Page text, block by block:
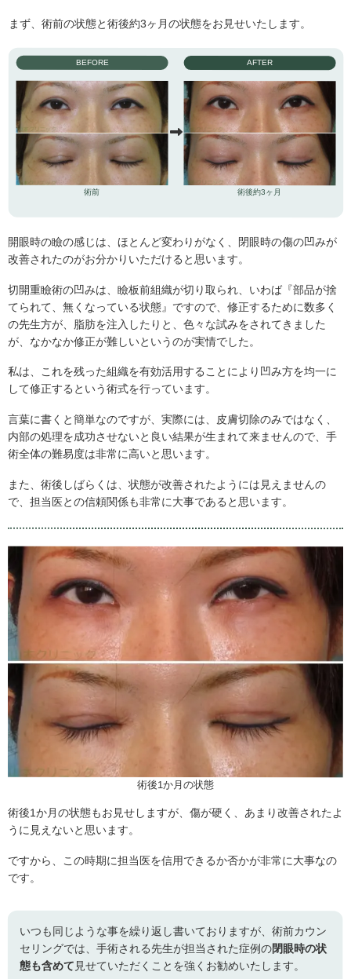
まず、術前の状態と術後約3ヶ月の状態をお見せいたします。
BEFORE
術前
AFTER
術後約3ヶ月
開眼時の瞼の感じは、ほとんど変わりがなく、閉眼時の傷の凹みが
改善されたのがお分かりいただけると思います。
切開重瞼術の凹みは、瞼板前組織が切り取られ、いわば『部品が捨
てられて、無くなっている状態』ですので、修正するために数多く
の先生方が、脂肪を注入したりと、色々な試みをされてきました
が、なかなか修正が難しいというのが実情でした。
私は、これを残った組織を有効活用することにより凹み方を均一に
して修正するという術式を行っています。
言葉に書くと簡単なのですが、実際には、皮膚切除のみではなく、
内部の処理を成功させないと良い結果が生まれて来ませんので、手
術全体の難易度は非常に高いと思います。
また、術後しばらくは、状態が改善されたようには見えませんの
で、担当医との信頼関係も非常に大事であると思います。
術後1か月の状態
術後1か月の状態もお見せしますが、傷が硬く、あまり改善されたよ
うに見えないと思います。
ですから、この時期に担当医を信用できるか否かが非常に大事なの
です。
いつも同じような事を繰り返し書いておりますが、術前カウン
セリングでは、手術される先生が担当された症例の閉眼時の状
態も含めて 見せていただくことを強くお勧めいたします。